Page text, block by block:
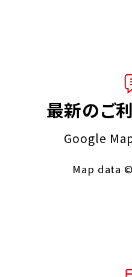
最新のご
Google
Map data